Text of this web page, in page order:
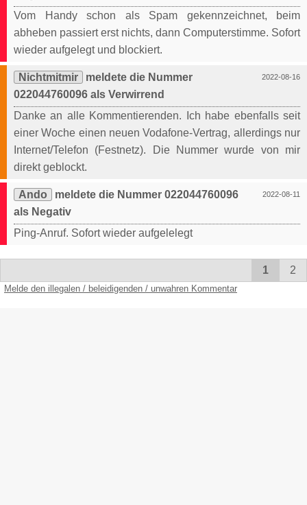
Vom Handy schon als Spam gekennzeichnet, beim
abheben passiert erst nichts, dann Computerstimme. Sofort
wieder aufgelegt und blockiert.
2022-08-16
Nichtmitmir
meldete die Nummer
022044760096 als Verwirrend
Danke an alle Kommentierenden. Ich habe ebenfalls seit
einer Woche einen neuen Vodafone-Vertrag, allerdings nur
Internet/Telefon (Festnetz). Die Nummer wurde von mir
direkt geblockt.
2022-08-11
Ando
meldete die Nummer 022044760096
als Negativ
Ping-Anruf. Sofort wieder aufgelelegt
1 2
Melde den illegalen / beleidigenden / unwahren Kommentar